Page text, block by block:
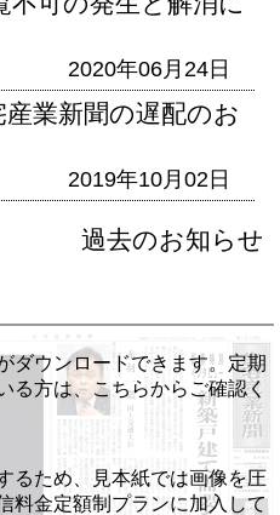
2020年06月24日
業新聞の遅配のお
2019年10月02日
過去のお知らせ
ダウンロードできます。定期
る方は、こちらからご確認く
るため、見本紙では画像を圧
料金定額制プランに加入して